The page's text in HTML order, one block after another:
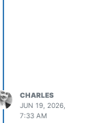
);
CHARLES
JUN 19, 2026,
7:33 AM